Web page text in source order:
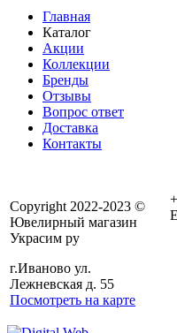
Главная
Каталог
Акции
Коллекции
Бренды
Отзывы
Вопрос ответ
Доставка
Контакты
Copyright 2022-2023 ©
Ювелирный магазин
Украсим ру
г.Иваново ул.
Лежневская д. 55
Посмотреть на карте